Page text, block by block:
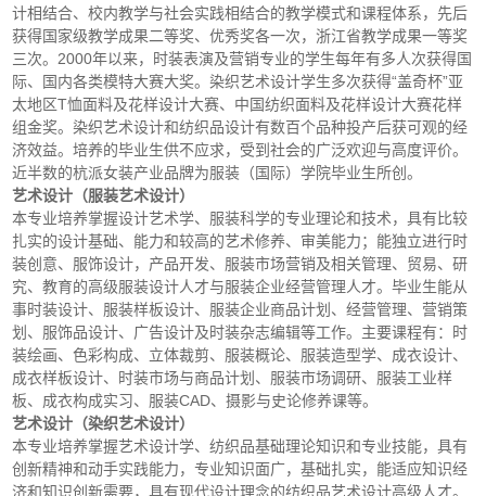
计相结合、校内教学与社会实践相结合的教学模式和课程体系，先后
获得国家级教学成果二等奖、优秀奖各一次，浙江省教学成果一等奖
三次。2000年以来，时装表演及营销专业的学生每年有多人次获得国
际、国内各类模特大赛大奖。染织艺术设计学生多次获得“盖奇杯”亚
太地区T恤面料及花样设计大赛、中国纺织面料及花样设计大赛花样
组金奖。染织艺术设计和纺织品设计有数百个品种投产后获可观的经
济效益。培养的毕业生供不应求，受到社会的广泛欢迎与高度评价。
近半数的杭派女装产业品牌为服装（国际）学院毕业生所创。
艺术设计（服装艺术设计）
本专业培养掌握设计艺术学、服装科学的专业理论和技术，具有比较
扎实的设计基础、能力和较高的艺术修养、审美能力；能独立进行时
装创意、服饰设计，产品开发、服装市场营销及相关管理、贸易、研
究、教育的高级服装设计人才与服装企业经营管理人才。毕业生能从
事时装设计、服装样板设计、服装企业商品计划、经营管理、营销策
划、服饰品设计、广告设计及时装杂志编辑等工作。主要课程有：时
装绘画、色彩构成、立体裁剪、服装概论、服装造型学、成衣设计、
成衣样板设计、时装市场与商品计划、服装市场调研、服装工业样
板、成衣构成实习、服装CAD、摄影与史论修养课等。
艺术设计（染织艺术设计）
本专业培养掌握艺术设计学、纺织品基础理论知识和专业技能，具有
创新精神和动手实践能力，专业知识面广，基础扎实，能适应知识经
济和知识创新需要，具有现代设计理念的纺织品艺术设计高级人才。